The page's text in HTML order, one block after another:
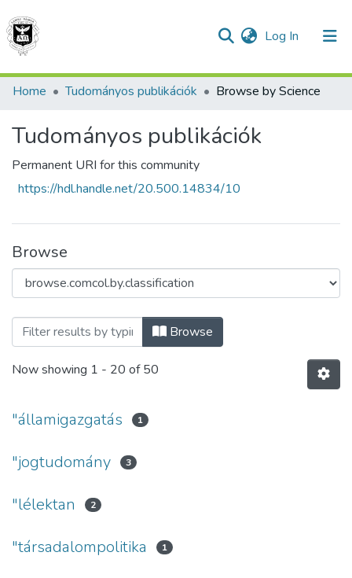
Log In (current)
Communities & Collections
All of DSpace
Home Tudományos publikációk Browse by Science
Tudományos publikációk
Permanent URI for this community
https://hdl.handle.net/20.500.14834/10
Browse
Browsing Tudományos publikációk by
Browse
Now showing 1 - 20 of 50
"államigazgatás 1
"jogtudomány 3
"lélektan 2
"társadalompolitika 1